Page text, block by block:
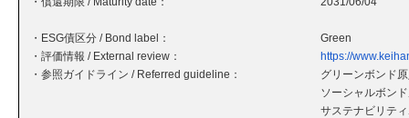
・ESG債区分 / Bond label：
Green
・評価情報 / External review：
https://
・参照ガイドライン / Referred guideline：
グリーンボンド
ソーシャルボン
サステナビリテ